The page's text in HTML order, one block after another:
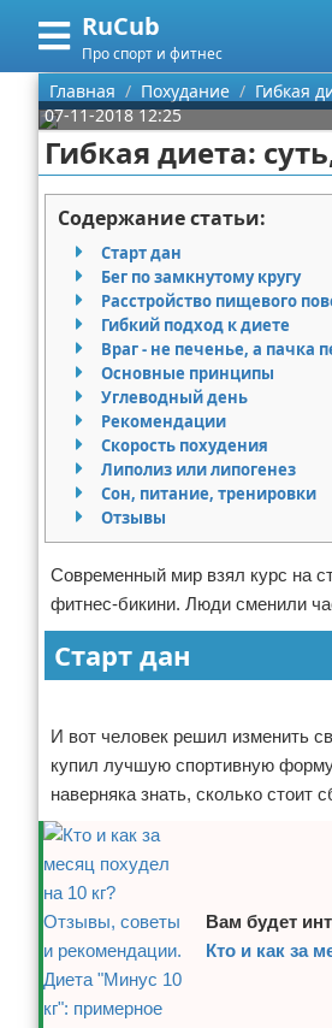
RuCub
Про спорт и фитнес
Меню
Главная
Категории
Аэробика
Разное про спорт
Баскетбол
Бодибилдинг
Конный спорт
Экстримальный спорт
Футбол
Боевые виды искусства
Как накачаться
Теннис
Легкая атлетика
Водный спорт
Похудание
Йога и пилатес
Хоккей
Волейбол
Поиск
О проекте
Контакты
Сотрудничество
Размещение рекламы
Для правообладателей
Условия предоставления
Отказ от ответственности
Главная Похудание
Гибкая
07-11-2018 12:25
Гибкая диета:
Содержание статьи:
Старт дан
Бег по замкнутому кругу
Расстройство пищевого
Гибкий подход к диете
Враг - не печенье, а пачка
Основные принципы
Углеводный день
Рекомендации
Скорость похудения
Липолиз или липогенез
Сон, питание, тренировки
Отзывы
Современный мир взял курс на
фитнес-бикини. Люди сменили
Старт дан
И вот человек решил изменить
купил лучшую спортивную
наверняка знать, сколько стоит
Вам будет
Кто и как за